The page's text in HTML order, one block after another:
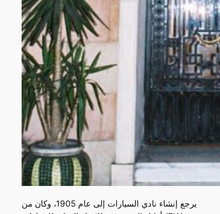
يرجع إنشاء نادي السيارات إلى عام 1905، وكان من